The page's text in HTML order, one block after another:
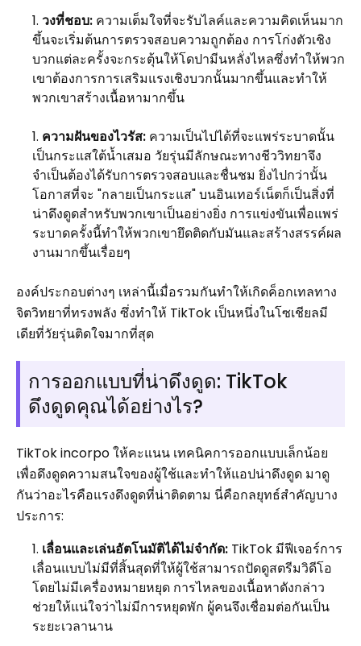
วงที่ชอบ: ความเต็มใจที่จะรับไลค์และความคิดเห็นมาก
ขึ้นจะเริ่มต้นการตรวจสอบความถูกต้อง การโก่งตัวเชิง
บวกแต่ละครั้งจะกระตุ้นให้โดปามีนหลั่งไหลซึ่งทำให้พวก
เขาต้องการการเสริมแรงเชิงบวกนั้นมากขึ้นและทำให้
พวกเขาสร้างเนื้อหามากขึ้น
ความฝันของไวรัส: ความเป็นไปได้ที่จะแพร่ระบาดนั้น
เป็นกระแสใต้น้ำเสมอ วัยรุ่นมีลักษณะทางชีววิทยาจึง
จำเป็นต้องได้รับการตรวจสอบและชื่นชม ยิ่งไปกว่านั้น
โอกาสที่จะ "กลายเป็นกระแส" บนอินเทอร์เน็ตก็เป็นสิ่งที่
น่าดึงดูดสำหรับพวกเขาเป็นอย่างยิ่ง การแข่งขันเพื่อแพร่
ระบาดครั้งนี้ทำให้พวกเขายึดติดกับมันและสร้างสรรค์ผล
งานมากขึ้นเรื่อยๆ
องค์ประกอบต่างๆ เหล่านี้เมื่อรวมกันทำให้เกิดค็อกเทลทาง
จิตวิทยาที่ทรงพลัง ซึ่งทำให้ TikTok เป็นหนึ่งในโซเชียลมี
เดียที่วัยรุ่นติดใจมากที่สุด
การออกแบบที่น่าดึงดูด: TikTok
ดึงดูดคุณได้อย่างไร?
TikTok incorpo ให้คะแนน เทคนิคการออกแบบเล็กน้อย
เพื่อดึงดูดความสนใจของผู้ใช้และทำให้แอปน่าดึงดูด มาดู
กันว่าอะไรคือแรงดึงดูดที่น่าติดตาม นี่คือกลยุทธ์สำคัญบาง
ประการ:
เลื่อนและเล่นอัตโนมัติได้ไม่จำกัด: TikTok มีฟีเจอร์การ
เลื่อนแบบไม่มีที่สิ้นสุดที่ให้ผู้ใช้สามารถปัดดูสตรีมวิดีโอ
โดยไม่มีเครื่องหมายหยุด การไหลของเนื้อหาดังกล่าว
ช่วยให้แน่ใจว่าไม่มีการหยุดพัก ผู้คนจึงเชื่อมต่อกันเป็น
ระยะเวลานาน